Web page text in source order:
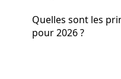
Quelles sont les
pour 2026 ?